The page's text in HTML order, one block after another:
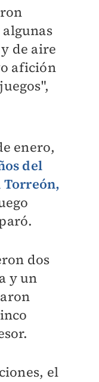
de aire
afición
enero,
del
Torreón,
dos
y un
el